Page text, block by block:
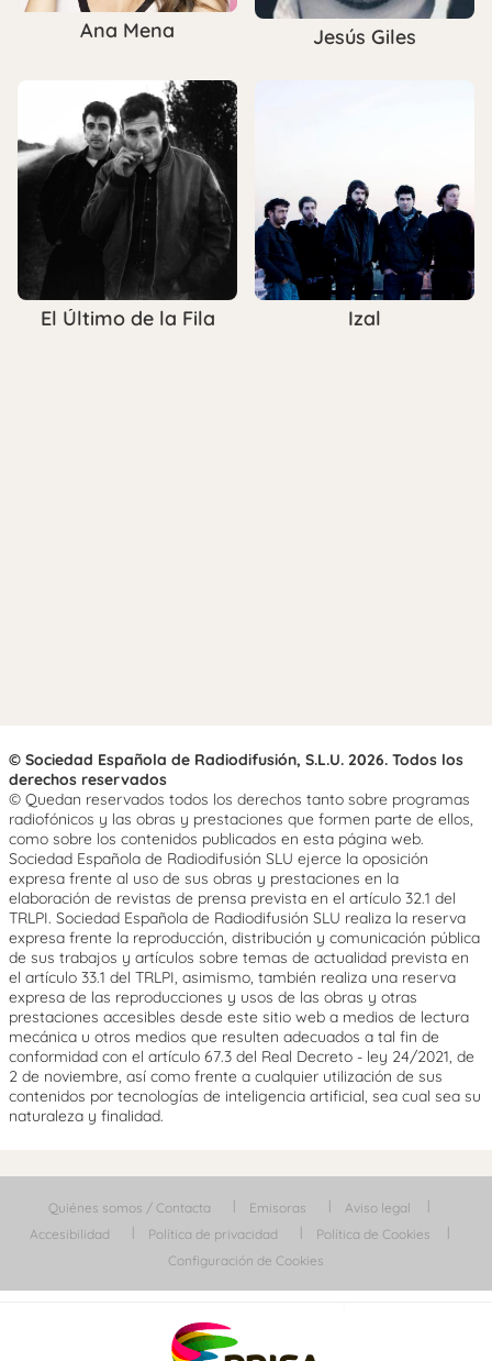
Ana Mena Jesús Giles
El Último de la Fila Izal
© Sociedad Española de Radiodifusión, S.L.U. 2026. Todos los
derechos reservados
© Quedan reservados todos los derechos tanto sobre programas
radiofónicos y las obras y prestaciones que formen parte de ellos,
como sobre los contenidos publicados en esta página web.
Sociedad Española de Radiodifusión SLU ejerce la oposición
expresa frente al uso de sus obras y prestaciones en la
elaboración de revistas de prensa prevista en el artículo 32.1 del
TRLPI. Sociedad Española de Radiodifusión SLU realiza la reserva
expresa frente la reproducción, distribución y comunicación pública
de sus trabajos y artículos sobre temas de actualidad prevista en
el artículo 33.1 del TRLPI, asimismo, también realiza una reserva
expresa de las reproducciones y usos de las obras y otras
prestaciones accesibles desde este sitio web a medios de lectura
mecánica u otros medios que resulten adecuados a tal fin de
conformidad con el artículo 67.3 del Real Decreto - ley 24/2021, de
2 de noviembre, así como frente a cualquier utilización de sus
contenidos por tecnologías de inteligencia artificial, sea cual sea su
naturaleza y finalidad.
Quiénes somos / Contacta Emisoras
Aviso legal
Accesibilidad
Política de privacidad
Política de Cookies
Configuración de Cookies